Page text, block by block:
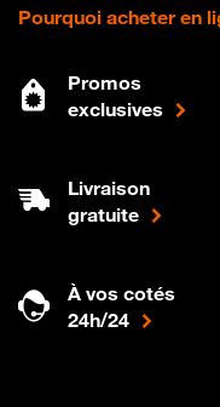
Pourquoi acheter en
Promos
exclusives
Livraison
gratuite
À vos cotés
24h/24